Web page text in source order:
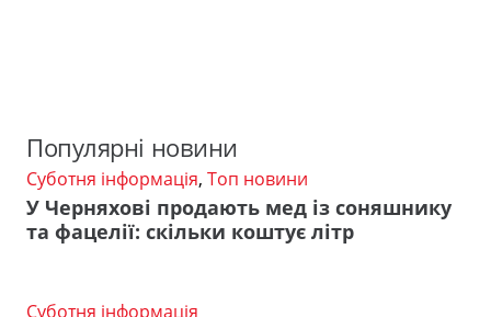
Популярні новини
Суботня інформація, Топ новини
У Черняхові продають мед із соняшнику
та фацелії: скільки коштує літр
Суботня інформація